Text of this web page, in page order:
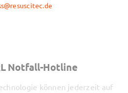
Notfall-Hotline
können jederzeit auf